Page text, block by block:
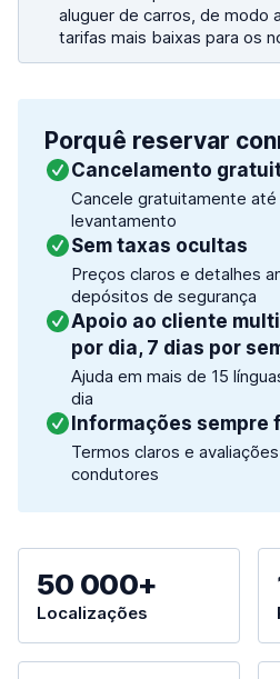
aluguer de carros, de modo
tarifas mais baixas para os
Porquê reservar
Cancelamento
Cancele gratuitamente
levantamento
Sem taxas ocultas
Preços claros e detalhes
depósitos de segurança
Apoio ao cliente
por dia, 7 dias por
Ajuda em mais de 15
dia
Informações sempre
Termos claros e
condutores
50 000+
Localizações